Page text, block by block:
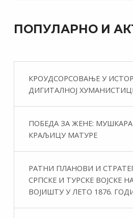
ПОПУЛАРНО И
КРОУДСОРСОВАЊЕ У
ДИГИТАЛНОЈ
ПОБЕДА ЗА ЖЕНЕ:
КРАЉИЦУ МАТУРЕ
РАТНИ ПЛАНОВИ И
СРПСКЕ И ТУРСКЕ ВОЈСКЕ
ВОЈИШТУ У ЛЕТО 1876.